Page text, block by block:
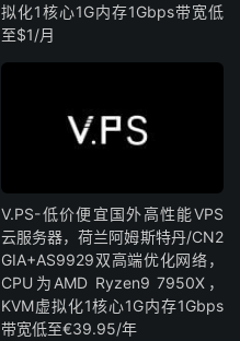
拟化1核心1G内存1Gbps带宽低
至$1/月
V.PS-低价便宜国外高性能VPS
云服务器，荷兰阿姆斯特丹/CN2
GIA+AS9929双高端优化网络，
CPU为AMD Ryzen9 7950X，
KVM虚拟化1核心1G内存1Gbps
带宽低至€39.95/年